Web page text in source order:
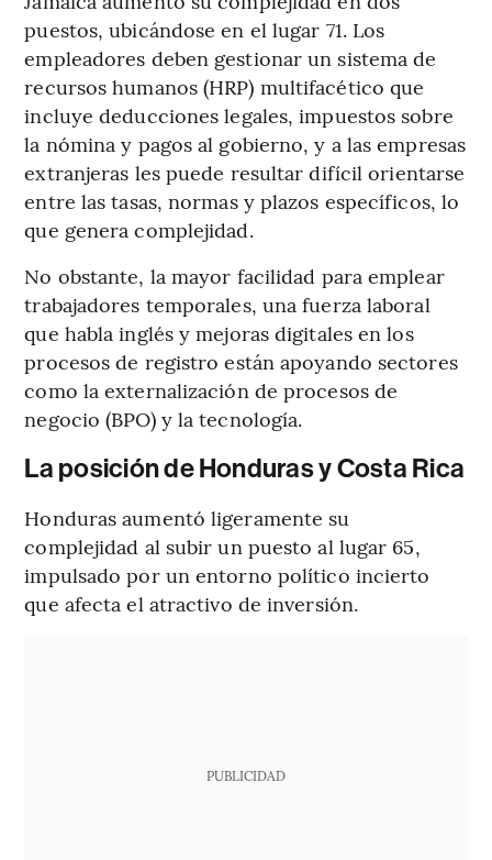
puestos, ubicándose en el lugar 71. Los
empleadores deben gestionar un sistema de
recursos humanos (HRP) multifacético que
incluye deducciones legales, impuestos sobre
la nómina y pagos al gobierno, y a las empresas
extranjeras les puede resultar difícil orientarse
entre las tasas, normas y plazos específicos, lo
que genera complejidad.
No obstante, la mayor facilidad para emplear
trabajadores temporales, una fuerza laboral
que habla inglés y mejoras digitales en los
procesos de registro están apoyando sectores
como la externalización de procesos de
negocio (BPO) y la tecnología.
La posición de Honduras y Costa Rica
Honduras aumentó ligeramente su
complejidad al subir un puesto al lugar 65,
impulsado por un entorno político incierto
que afecta el atractivo de inversión.
PUBLICIDAD